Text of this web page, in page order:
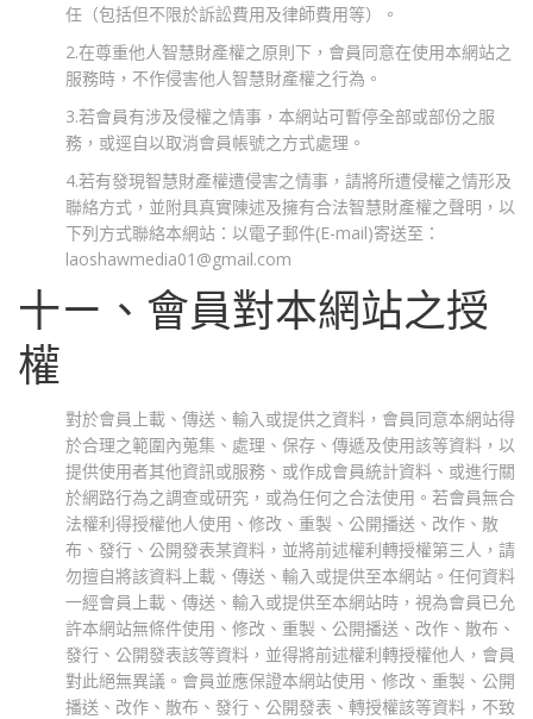
任（包括但不限於訴訟費用及律師費用等）。
2.在尊重他人智慧財產權之原則下，會員同意在使用本網站之
服務時，不作侵害他人智慧財產權之行為。
3.若會員有涉及侵權之情事，本網站可暫停全部或部份之服
務，或逕自以取消會員帳號之方式處理。
4.若有發現智慧財產權遭侵害之情事，請將所遭侵權之情形及
聯絡方式，並附具真實陳述及擁有合法智慧財產權之聲明，以
下列方式聯絡本網站：以電子郵件(E-mail)寄送至：
laoshawmedia01@gmail.com
十ㄧ、會員對本網站之授
權
對於會員上載、傳送、輸入或提供之資料，會員同意本網站得
於合理之範圍內蒐集、處理、保存、傳遞及使用該等資料，以
提供使用者其他資訊或服務、或作成會員統計資料、或進行關
於網路行為之調查或研究，或為任何之合法使用。若會員無合
法權利得授權他人使用、修改、重製、公開播送、改作、散
布、發行、公開發表某資料，並將前述權利轉授權第三人，請
勿擅自將該資料上載、傳送、輸入或提供至本網站。任何資料
一經會員上載、傳送、輸入或提供至本網站時，視為會員已允
許本網站無條件使用、修改、重製、公開播送、改作、散布、
發行、公開發表該等資料，並得將前述權利轉授權他人，會員
對此絕無異議。會員並應保證本網站使用、修改、重製、公開
播送、改作、散布、發行、公開發表、轉授權該等資料，不致